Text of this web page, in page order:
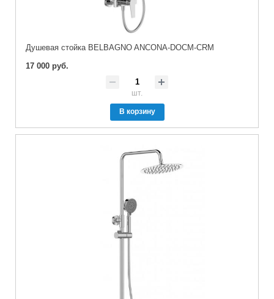
Душевая стойка BELBAGNO ANCONA-DOCM-CRM
17 000 руб.
шт.
В корзину